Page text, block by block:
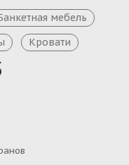
мебель
Кровати